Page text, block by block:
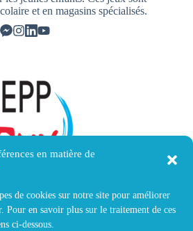
en matière de
de cookies sur notre site pour améliorer
Pour en savoir plus sur le traitement de ces
ci-dessous.
et en magasins spécialisés.
contacter